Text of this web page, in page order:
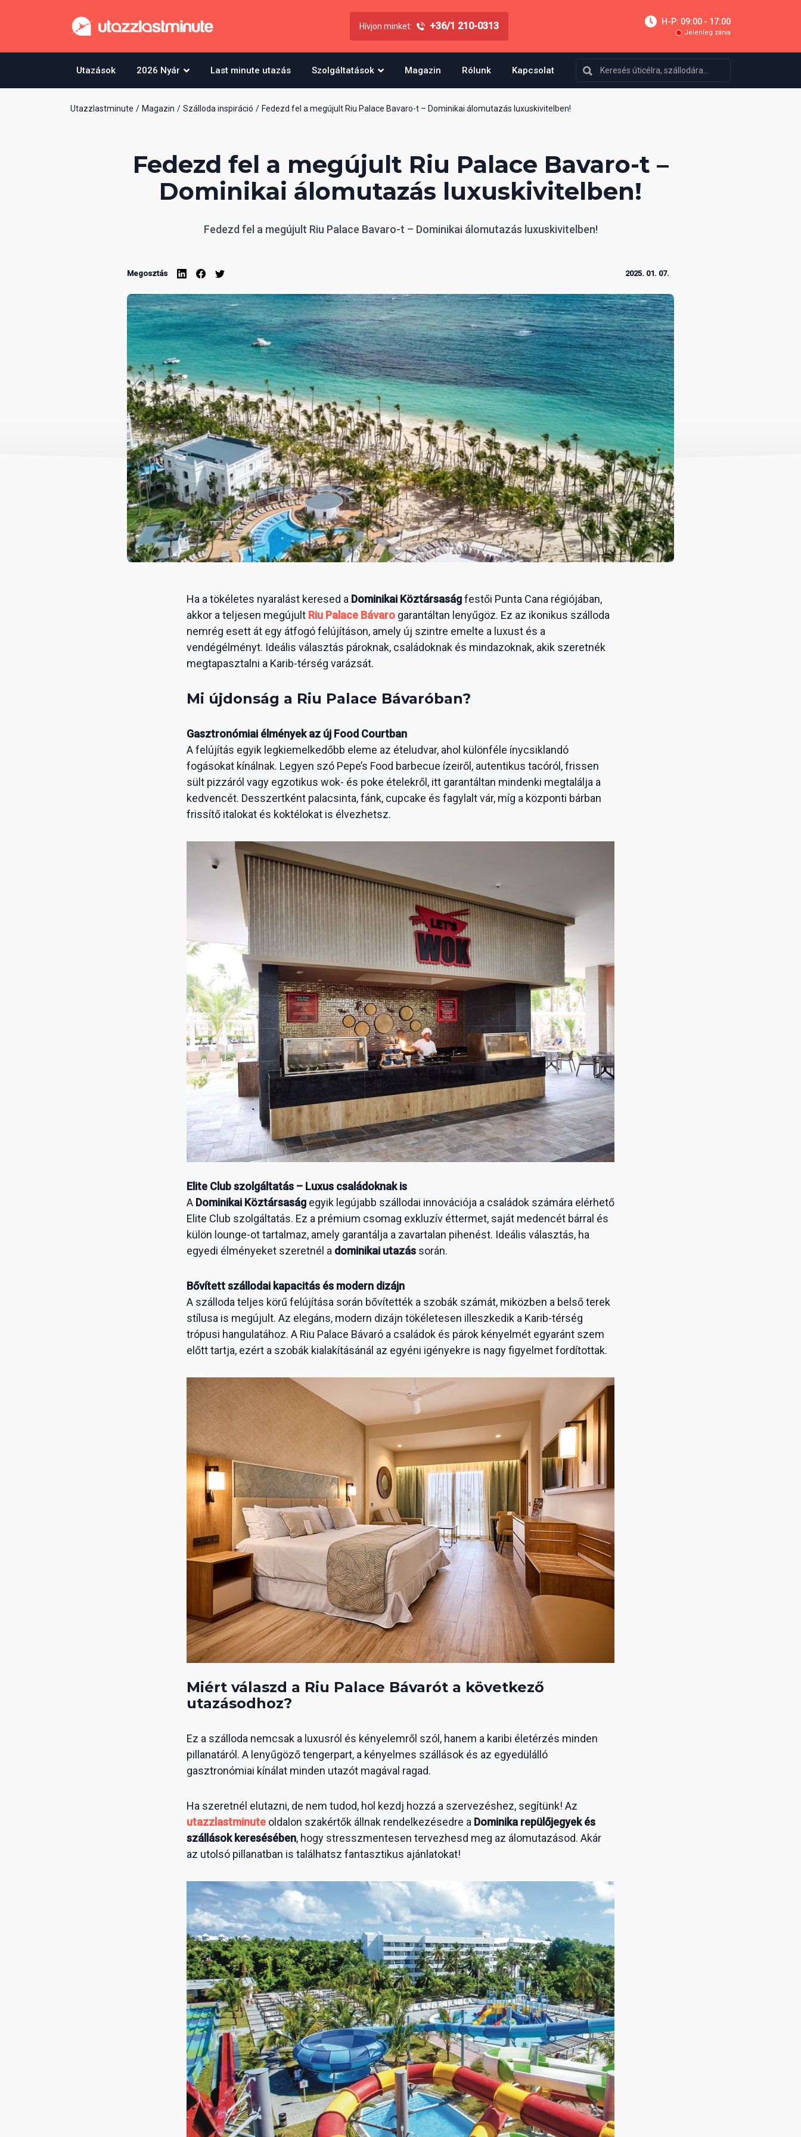
Hívjon minket: +36/1 210-0313 H-P: 09:00 - 17:00
Jelenleg zárva
Utazások 2026 Nyár Last minute utazás Szolgáltatások Magazin Rólunk Kapcsolat
Utazzlastminute Magazin Szálloda inspiráció Fedezd fel a megújult Riu Palace Bavaro-t – Dominikai álomutazás luxuskivitelben!
Fedezd fel a megújult Riu Palace Bavaro-t –
Dominikai álomutazás luxuskivitelben!
Fedezd fel a megújult Riu Palace Bavaro-t – Dominikai álomutazás luxuskivitelben!
Megosztás 2025. 01. 07.
Ha a tökéletes nyaralást keresed a Dominikai Köztársaságfestői Punta Cana régiójában,
akkor a teljesen megújult Riu Palace Bávaro garantáltan lenyűgöz. Ez az ikonikus szálloda
nemrég esett át egy átfogó felújításon, amely új szintre emelte a luxust és a
vendégélményt. Ideális választás pároknak, családoknak és mindazoknak, akik szeretnék
megtapasztalni a Karib-térség varázsát.
Mi újdonság a Riu Palace Bávaróban?
Gasztronómiai élmények az új Food Courtban
A felújítás egyik legkiemelkedőbb eleme az ételudvar, ahol különféle ínycsiklandó
fogásokat kínálnak. Legyen szó Pepe’s Food barbecue ízeiről, autentikus tacóról, frissen
sült pizzáról vagy egzotikus wok- és poke ételekről, itt garantáltan mindenki megtalálja a
kedvencét. Desszertként palacsinta, fánk, cupcake és fagylalt vár, míg a központi bárban
frissítő italokat és koktélokat is élvezhetsz.
Elite Club szolgáltatás – Luxus családoknak is
A Dominikai Köztársaság egyik legújabb szállodai innovációja a családok számára elérhető
Elite Club szolgáltatás. Ez a prémium csomag exkluzív éttermet, saját medencét bárral és
külön lounge-ot tartalmaz, amely garantálja a zavartalan pihenést. Ideális választás, ha
egyedi élményeket szeretnél a dominikai utazás során.
Bővített szállodai kapacitás és modern dizájn
A szálloda teljes körű felújítása során bővítették a szobák számát, miközben a belső terek
stílusa is megújult. Az elegáns, modern dizájn tökéletesen illeszkedik a Karib-térség
trópusi hangulatához. A Riu Palace Bávaró a családok és párok kényelmét egyaránt szem
előtt tartja, ezért a szobák kialakításánál az egyéni igényekre is nagy figyelmet fordítottak.
Miért válaszd a Riu Palace Bávarót a következő
utazásodhoz?
Ez a szálloda nemcsak a luxusról és kényelemről szól, hanem a karibi életérzés minden
pillanatáról. A lenyűgöző tengerpart, a kényelmes szállások és az egyedülálló
gasztronómiai kínálat minden utazót magával ragad.
Ha szeretnél elutazni, de nem tudod, hol kezdj hozzá a szervezéshez, segítünk! Az
utazzlastminute oldalon szakértők állnak rendelkezésedre a Dominika repülőjegyek és
szállások keresésében, hogy stresszmentesen tervezhesd meg az álomutazásod. Akár
az utolsó pillanatban is találhatsz fantasztikus ajánlatokat!